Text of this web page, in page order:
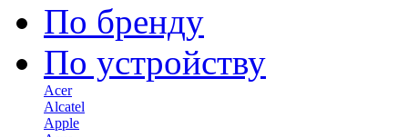
По бренду
По устройству
Acer
Alcatel
Apple